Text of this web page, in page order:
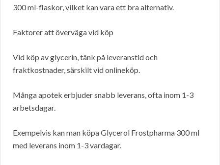
300 ml-flaskor, vilket kan vara ett bra alternativ.
Faktorer att överväga vid köp
Vid köp av glycerin, tänk på leveranstid och
fraktkostnader, särskilt vid onlineköp.
Många apotek erbjuder snabb leverans, ofta inom 1-3
arbetsdagar.
Exempelvis kan man köpa Glycerol Frostpharma 300 ml
med leverans inom 1-3 vardagar.